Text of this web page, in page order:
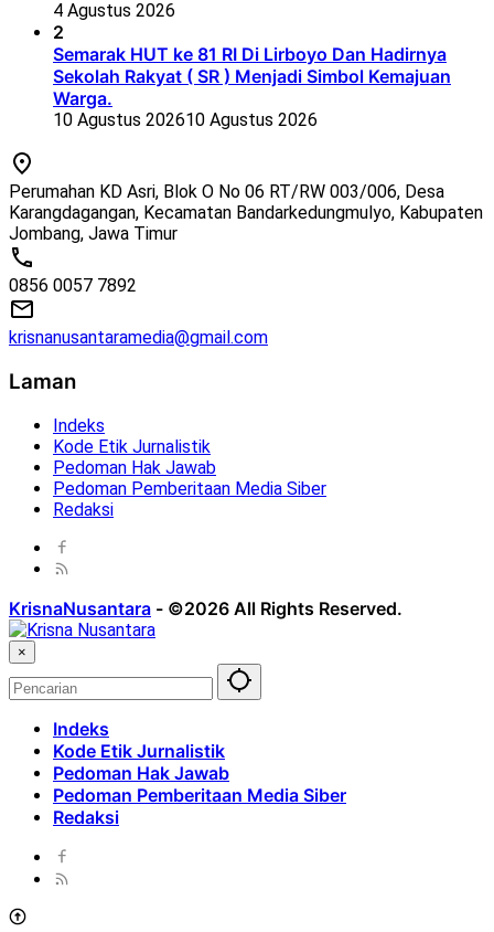
4 Agustus 2026
2
Semarak HUT ke 81 RI Di Lirboyo Dan Hadirnya
Sekolah Rakyat ( SR ) Menjadi Simbol Kemajuan
Warga.
10 Agustus 202610 Agustus 2026
Perumahan KD Asri, Blok O No 06 RT/RW 003/006, Desa
Karangdagangan, Kecamatan Bandarkedungmulyo, Kabupaten
Jombang, Jawa Timur
0856 0057 7892
krisnanusantaramedia@gmail.com
Laman
Indeks
Kode Etik Jurnalistik
Pedoman Hak Jawab
Pedoman Pemberitaan Media Siber
Redaksi
KrisnaNusantara - ©2026 All Rights Reserved.
×
Indeks
Kode Etik Jurnalistik
Pedoman Hak Jawab
Pedoman Pemberitaan Media Siber
Redaksi